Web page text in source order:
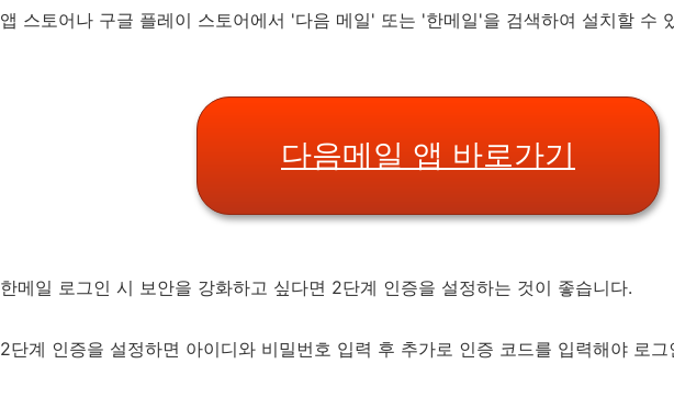
앱 스토어나 구글 플레이 스토어에서 '다음 메일' 또는 '한메일'을 검색하여 설치할 수
다음메일 앱 바로가기
한메일 로그인 시 보안을 강화하고 싶다면 2단계 인증을 설정하는 것이 좋습니다.
2단계 인증을 설정하면 아이디와 비밀번호 입력 후 추가로 인증 코드를 입력해야 로